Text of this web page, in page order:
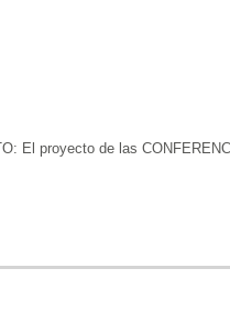
El proyecto de las